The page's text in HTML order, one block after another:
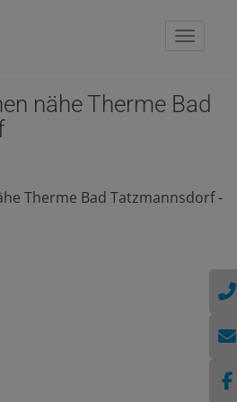
nähe Therme Bad